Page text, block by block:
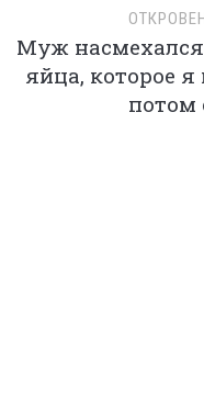
Муж насмехался
яйца, которое
потом